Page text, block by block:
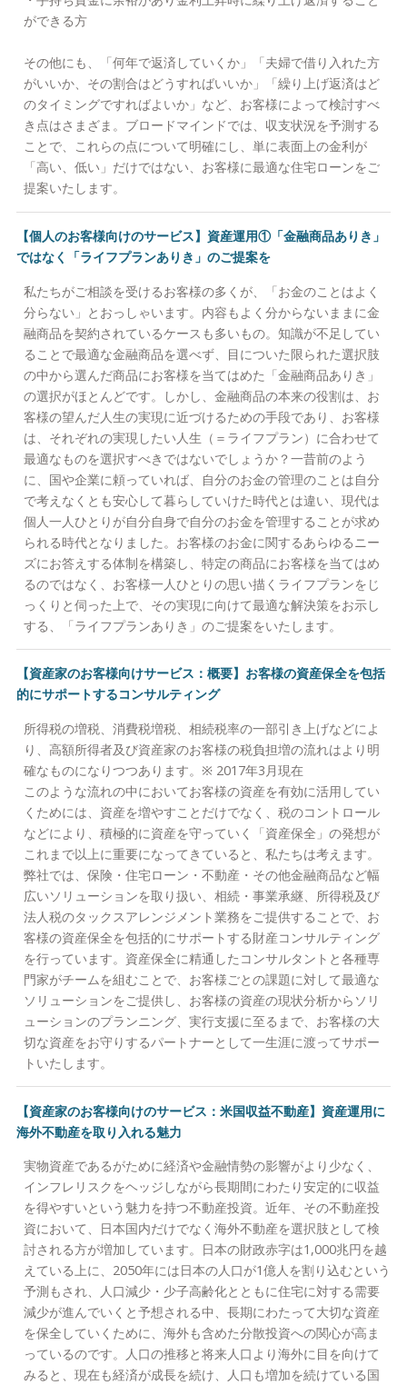
ができる方
その他にも、「何年で返済していくか」「夫婦で借り入れた方
がいいか、その割合はどうすればいいか」「繰り上げ返済はど
のタイミングですればよいか」など、お客様によって検討すべ
き点はさまざま。ブロードマインドでは、収支状況を予測する
ことで、これらの点について明確にし、単に表面上の金利が
「高い、低い」だけではない、お客様に最適な住宅ローンをご
提案いたします。
【個人のお客様向けのサービス】資産運用①「金融商品ありき」
ではなく「ライフプランありき」のご提案を
私たちがご相談を受けるお客様の多くが、「お金のことはよく
分らない」とおっしゃいます。内容もよく分からないままに金
融商品を契約されているケースも多いもの。知識が不足してい
ることで最適な金融商品を選べず、目についた限られた選択肢
の中から選んだ商品にお客様を当てはめた「金融商品ありき」
の選択がほとんどです。しかし、金融商品の本来の役割は、お
客様の望んだ人生の実現に近づけるための手段であり、お客様
は、それぞれの実現したい人生（＝ライフプラン）に合わせて
最適なものを選択すべきではないでしょうか？一昔前のよう
に、国や企業に頼っていれば、自分のお金の管理のことは自分
で考えなくとも安心して暮らしていけた時代とは違い、現代は
個人一人ひとりが自分自身で自分のお金を管理することが求め
られる時代となりました。お客様のお金に関するあらゆるニー
ズにお答えする体制を構築し、特定の商品にお客様を当てはめ
るのではなく、お客様一人ひとりの思い描くライフプランをじ
っくりと伺った上で、その実現に向けて最適な解決策をお示し
する、「ライフプランありき」のご提案をいたします。
【資産家のお客様向けサービス：概要】お客様の資産保全を包括
的にサポートするコンサルティング
所得税の増税、消費税増税、相続税率の一部引き上げなどによ
り、高額所得者及び資産家のお客様の税負担増の流れはより明
確なものになりつつあります。※ 2017年3月現在
このような流れの中においてお客様の資産を有効に活用してい
くためには、資産を増やすことだけでなく、税のコントロール
などにより、積極的に資産を守っていく「資産保全」の発想が
これまで以上に重要になってきていると、私たちは考えます。
弊社では、保険・住宅ローン・不動産・その他金融商品など幅
広いソリューションを取り扱い、相続・事業承継、所得税及び
法人税のタックスアレンジメント業務をご提供することで、お
客様の資産保全を包括的にサポートする財産コンサルティング
を行っています。資産保全に精通したコンサルタントと各種専
門家がチームを組むことで、お客様ごとの課題に対して最適な
ソリューションをご提供し、お客様の資産の現状分析からソリ
ューションのプランニング、実行支援に至るまで、お客様の大
切な資産をお守りするパートナーとして一生涯に渡ってサポー
トいたします。
【資産家のお客様向けのサービス：米国収益不動産】資産運用に
海外不動産を取り入れる魅力
実物資産であるがために経済や金融情勢の影響がより少なく、
インフレリスクをヘッジしながら長期間にわたり安定的に収益
を得やすいという魅力を持つ不動産投資。近年、その不動産投
資において、日本国内だけでなく海外不動産を選択肢として検
討される方が増加しています。日本の財政赤字は1,000兆円を越
えている上に、2050年には日本の人口が1億人を割り込むという
予測もされ、人口減少・少子高齢化とともに住宅に対する需要
減少が進んでいくと予想される中、長期にわたって大切な資産
を保全していくために、海外も含めた分散投資への関心が高ま
っているのです。人口の推移と将来人口より海外に目を向けて
みると、現在も経済が成長を続け、人口も増加を続けている国